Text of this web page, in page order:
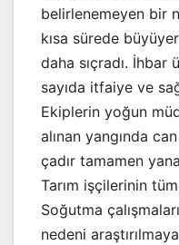
belirlenemeyen bir
kısa sürede
daha sıçradı.
sayıda itfaiye ve
Ekiplerin yoğun
alınan yangında
çadır tamamen
Tarım işçilerinin
Soğutma
nedeni